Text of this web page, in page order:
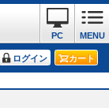
MENU
PC
ログイン カート